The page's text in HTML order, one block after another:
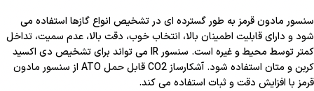
سنسور مادون قرمز به طور گسترده ای در تشخیص انواع گازها استفاده می
شود و دارای قابلیت اطمینان بالا، انتخاب خوب، دقت بالا، عدم سمیت، تداخل
کمتر توسط محیط و غیره است. سنسور IR می تواند برای تشخیص دی اکسید
کربن و متان استفاده شود. آشکارساز CO2 قابل حمل ATO از سنسور مادون
قرمز با افزایش دقت و ثبات استفاده می کند.